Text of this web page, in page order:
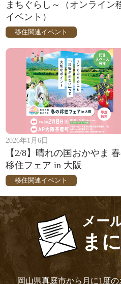
まちぐらし～（オンライン
イベント）
移住関連イベント
2026年1月6日
【2/8】晴れの国おかやま
移住フェア in 大阪
移住関連イベント
メー
ま
岡山県真庭市から月に1度